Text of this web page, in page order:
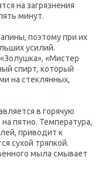
на загрязнения
минут.
поэтому при их
усилий.
«Мистер
спирт, который
на стеклянных,
в горячую
пятно. Температура,
приводит к
сухой тряпкой.
мыла смывает